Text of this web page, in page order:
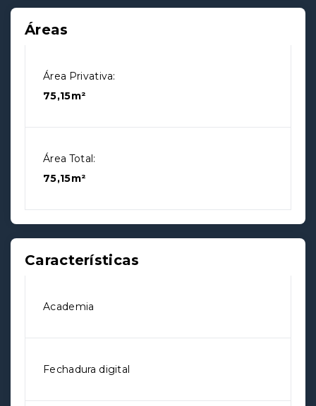
Áreas
Área Privativa:
75,15m²
Área Total:
75,15m²
Características
Academia
Fechadura digital